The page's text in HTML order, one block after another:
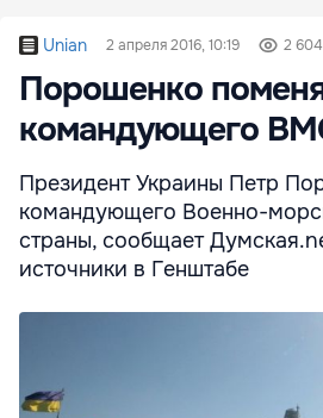
Unian 2 апреля 2016, 10:19 2 604
Порошенко
командующего
Президент Украины Петр
командующего Военно-
страны, сообщает
источники в Генштабе